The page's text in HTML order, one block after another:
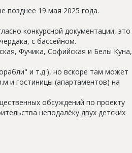
позднее 19 мая 2025 года.
конкурсной документации, это
с бассейном.
Фучика, Софийская и Белы Куна,
и т.д.), но вскоре там может
и гостиницы (апартаментов) на
обсуждений по проекту
неподалёку двух детских